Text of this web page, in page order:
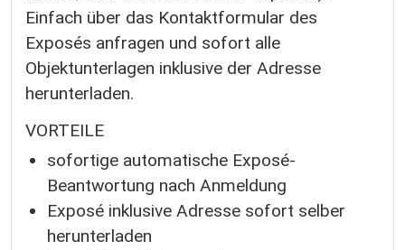
Einfach über das Kontaktformular des
Exposés anfragen und sofort alle
Objektunterlagen inklusive der Adresse
herunterladen.
VORTEILE
sofortige automatische Exposé-
Beantwortung nach Anmeldung
Exposé inklusive Adresse sofort selber
herunterladen